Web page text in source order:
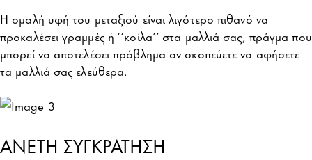
Η ομαλή υφή του μεταξιού είναι λιγότερο πιθανό να
προκαλέσει γραμμές ή ‘‘κοίλα’’ στα μαλλιά σας, πράγμα που
μπορεί να αποτελέσει πρόβλημα αν σκοπεύετε να αφήσετε
τα μαλλιά σας ελεύθερα.
ΑΝΕΤΗ ΣΥΓΚΡΑΤΗΣΗ